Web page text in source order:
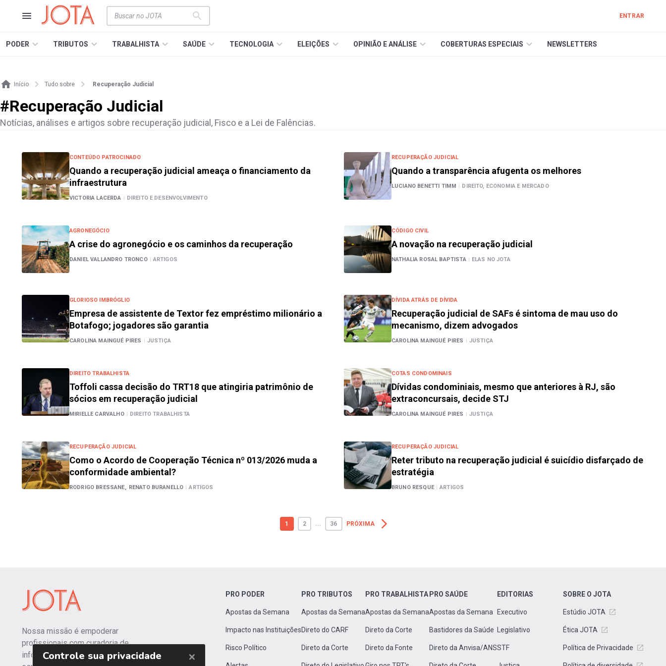
ENTRAR
PODER TRIBUTOS TRABALHISTA SAÚDE TECNOLOGIA ELEIÇÕES OPINIÃO E ANÁLISE COBERTURAS ESPECIAIS NEWSLETTERS
Início Tudo sobre Recuperação Judicial
#Recuperação Judicial
Notícias, análises e artigos sobre recuperação judicial, Fisco e a Lei de Falências.
CONTEÚDO PATROCINADO
Quando a recuperação judicial ameaça o financiamento da
infraestrutura
VICTORIA LACERDA | DIREITO E DESENVOLVIMENTO
RECUPERAÇÃO JUDICIAL
Quando a transparência afugenta os melhores
LUCIANO BENETTI TIMM | DIREITO, ECONOMIA E MERCADO
AGRONEGÓCIO
A crise do agronegócio e os caminhos da recuperação
DANIEL VALLANDRO TRONCO | ARTIGOS
CÓDIGO CIVIL
A novação na recuperação judicial
NATHALIA ROSAL BAPTISTA | ELAS NO JOTA
GLORIOSO IMBRÓGLIO
Empresa de assistente de Textor fez empréstimo milionário a
Botafogo; jogadores são garantia
CAROLINA MAINGUÉ PIRES | JUSTIÇA
DÍVIDA ATRÁS DE DÍVIDA
Recuperação judicial de SAFs é sintoma de mau uso do
mecanismo, dizem advogados
CAROLINA MAINGUÉ PIRES | JUSTIÇA
DIREITO TRABALHISTA
Toffoli cassa decisão do TRT18 que atingiria patrimônio de
sócios em recuperação judicial
MIRIELLE CARVALHO | DIREITO TRABALHISTA
COTAS CONDOMINAIS
Dívidas condominiais, mesmo que anteriores à RJ, são
extraconcursais, decide STJ
CAROLINA MAINGUÉ PIRES | JUSTIÇA
RECUPERAÇÃO JUDICIAL
Como o Acordo de Cooperação Técnica nº 013/2026 muda a
conformidade ambiental?
RODRIGO BRESSANE, RENATO BURANELLO | ARTIGOS
RECUPERAÇÃO JUDICIAL
Reter tributo na recuperação judicial é suicídio disfarçado de
estratégia
BRUNO RESQUE | ARTIGOS
1 2 ... 36 PRÓXIMA
Nossa missão é empoderar
profissionais com curadoria de
informações independentes e
PRO PODER
Apostas da Semana
Impacto nas Instituições
Risco Político
PRO TRIBUTOS
Apostas da Semana
Direto do CARF
Direto da Corte
PRO TRABALHISTA
Apostas da Semana
Direto da Corte
Direto da Fonte
PRO SAÚDE
Apostas da Semana
Bastidores da Saúde
Direto da Anvisa/ANS
EDITORIAS
Executivo
Legislativo
STF
SOBRE O JOTA
Estúdio JOTA
Ética JOTA
Política de Privacidade